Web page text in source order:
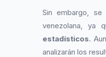
Sin embargo,
venezolana, ya
estadísticos.
analizarán los